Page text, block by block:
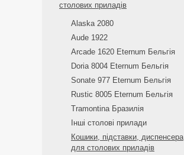
столових приладів
Alaska 2080
Aude 1922
Arcade 1620 Eternum Бельгія
Doria 8004 Eternum Бельгія
Sonate 977 Eternum Бельгія
Rustic 8005 Eternum Бельгія
Tramontina Бразилія
Інші столові прилади
Кошики, підставки, диспенсера
для столових приладів